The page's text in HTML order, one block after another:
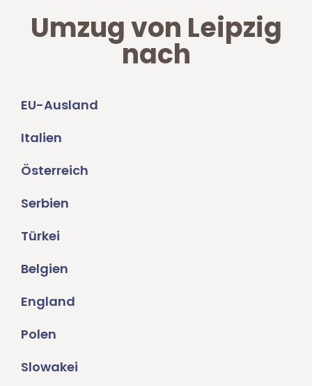
Umzug von Leipzig
nach
EU-Ausland
Italien
Österreich
Serbien
Türkei
Belgien
England
Polen
Slowakei